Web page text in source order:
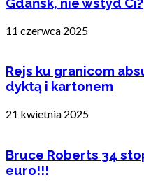
11 czerwca 2025
Rejs ku granicom
dyktą i kartonem
21 kwietnia 2025
Bruce Roberts 34
euro!!!